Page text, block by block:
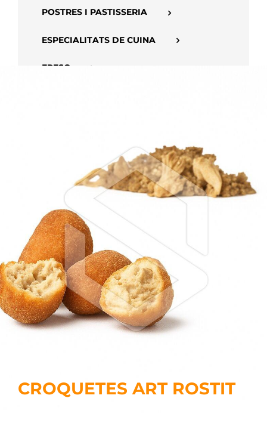
POSTRES I PASTISSERIA
ESPECIALITATS DE CUINA
FRESC
CROQUETES ART ROSTIT